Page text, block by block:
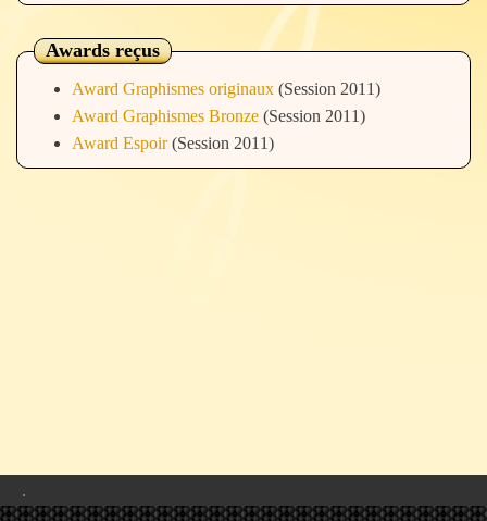
Awards reçus
Award Graphismes originaux (Session 2011)
Award Graphismes Bronze (Session 2011)
Award Espoir(Session 2011)
.